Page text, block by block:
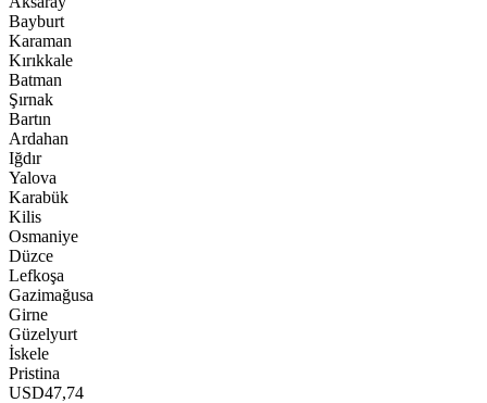
Bayburt
Karaman
Kırıkkale
Batman
Şırnak
Bartın
Ardahan
Iğdır
Yalova
Karabük
Kilis
Osmaniye
Düzce
Lefkoşa
Gazimağusa
Girne
Güzelyurt
İskele
Pristina
USD47,74